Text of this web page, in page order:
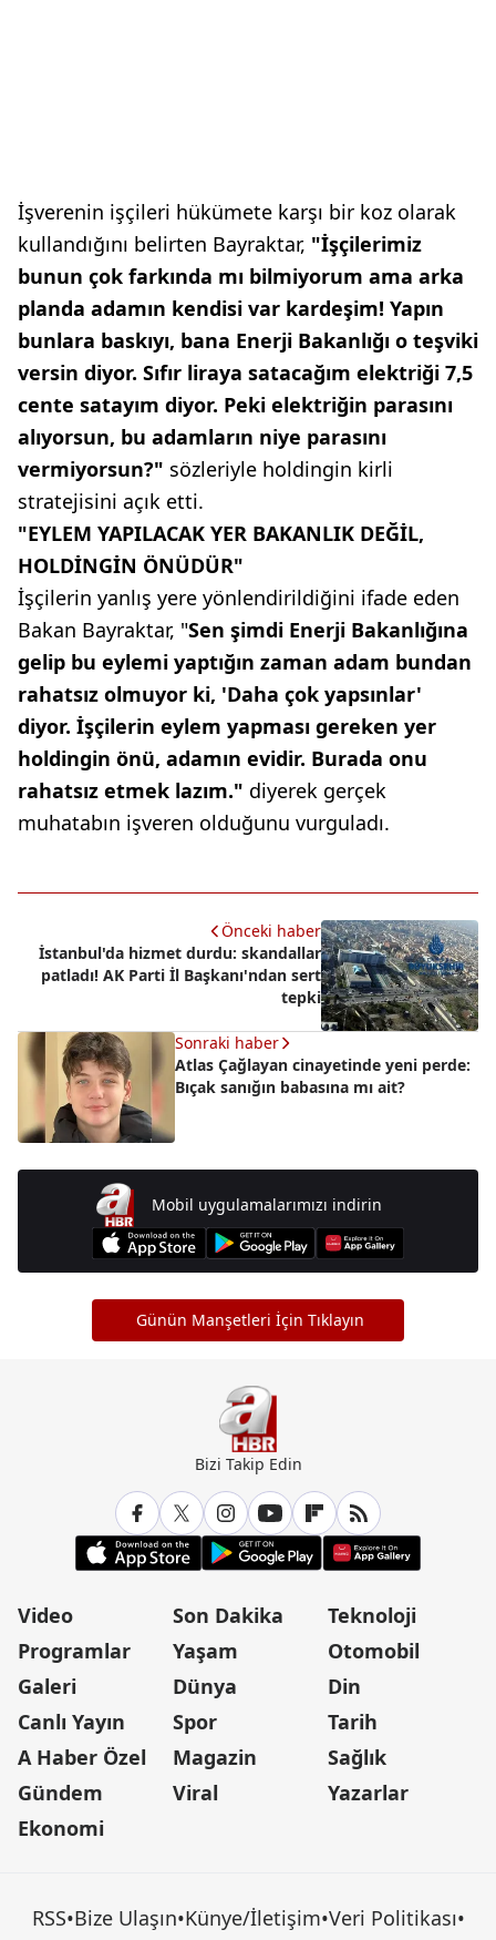
İşverenin işçileri hükümete karşı bir koz olarak
kullandığını belirten Bayraktar, "İşçilerimiz
bunun çok farkında mı bilmiyorum ama arka
planda adamın kendisi var kardeşim! Yapın
bunlara baskıyı, bana Enerji Bakanlığı o teşviki
versin diyor. Sıfır liraya satacağım elektriği 7,5
cente satayım diyor. Peki elektriğin parasını
alıyorsun, bu adamların niye parasını
vermiyorsun?" sözleriyle holdingin kirli
stratejisini açık etti.
"EYLEM YAPILACAK YER BAKANLIK DEĞİL,
HOLDİNGİN ÖNÜDÜR"
İşçilerin yanlış yere yönlendirildiğini ifade eden
Bakan Bayraktar, "Sen şimdi Enerji Bakanlığına
gelip bu eylemi yaptığın zaman adam bundan
rahatsız olmuyor ki, 'Daha çok yapsınlar'
diyor. İşçilerin eylem yapması gereken yer
holdingin önü, adamın evidir. Burada onu
rahatsız etmek lazım." diyerek gerçek
muhatabın işveren olduğunu vurguladı.
Önceki haber
İstanbul'da hizmet durdu: skandallar
patladı! AK Parti İl Başkanı'ndan sert
tepki
Sonraki haber
Atlas Çağlayan cinayetinde yeni perde:
Bıçak sanığın babasına mı ait?
Mobil uygulamalarımızı indirin
Günün Manşetleri İçin Tıklayın
Bizi Takip Edin
Video
Programlar
Galeri
Canlı Yayın
A Haber Özel
Gündem
Ekonomi
Son Dakika
Yaşam
Dünya
Spor
Magazin
Viral
Teknoloji
Otomobil
Din
Tarih
Sağlık
Yazarlar
RSS•Bize Ulaşın•Künye/İletişim•Veri Politikası•